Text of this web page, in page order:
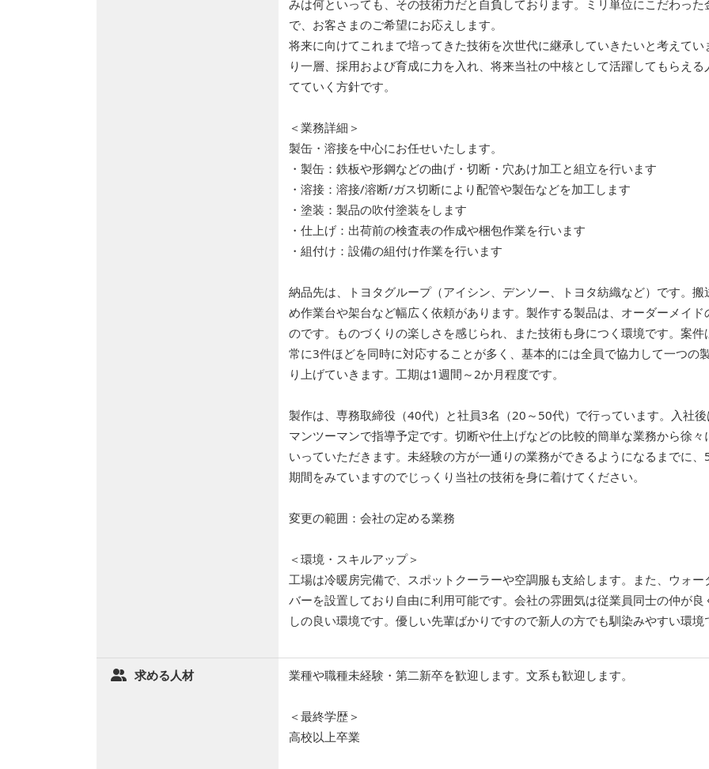
みは何といっても、その技術力だと自負しております。ミリ単位にこだわった
で、お客さまのご希望にお応えします。
将来に向けてこれまで培ってきた技術を次世代に継承していきたいと考えてい
り一層、採用および育成に力を入れ、将来当社の中核として活躍してもらえる
てていく方針です。
＜業務詳細＞
製缶・溶接を中心にお任せいたします。
・製缶：鉄板や形鋼などの曲げ・切断・穴あけ加工と組立を行います
・溶接：溶接/溶断/ガス切断により配管や製缶などを加工します
・塗装：製品の吹付塗装をします
・仕上げ：出荷前の検査表の作成や梱包作業を行います
・組付け：設備の組付け作業を行います
納品先は、トヨタグループ（アイシン、デンソー、トヨタ紡織など）です。搬
め作業台や架台など幅広く依頼があります。製作する製品は、オーダーメイド
のです。ものづくりの楽しさを感じられ、また技術も身につく環境です。案件
常に3件ほどを同時に対応することが多く、基本的には全員で協力して一つの
り上げていきます。工期は1週間～2か月程度です。
製作は、専務取締役（40代）と社員3名（20～50代）で行っています。入社
マンツーマンで指導予定です。切断や仕上げなどの比較的簡単な業務から徐々
いっていただきます。未経験の方が一通りの業務ができるようになるまでに、
期間をみていますのでじっくり当社の技術を身に着けてください。
変更の範囲：会社の定める業務
＜環境・スキルアップ＞
工場は冷暖房完備で、スポットクーラーや空調服も支給します。また、ウォー
バーを設置しており自由に利用可能です。会社の雰囲気は従業員同士の仲が良
しの良い環境です。優しい先輩ばかりですので新人の方でも馴染みやすい環境
求める人材 業種や職種未経験・第二新卒を歓迎します。文系も歓迎します。
＜最終学歴＞
高校以上卒業